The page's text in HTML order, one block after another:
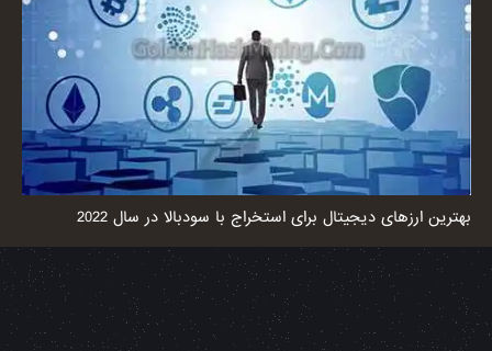
بهترین ارزهای دیجیتال برای استخراج با سودبالا در سال 2022